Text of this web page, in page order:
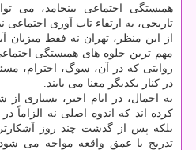
همبستگی اجتماعی بینجامد، می
تاریخی، به ارتقاء تاب آوری اجتماعی
از این منظر، تهران نه فقط میزبان
مهم ترین جلوه های همبستگی
روایتی که در آن، سوگ، احترام،
در کنار یکدیگر معنا می یابند.
به اجمال، در ایام اخیر، بسیاری
کرده اند که اندوه اصلی نه الزاماً
بلکه پس از گذشت چند روز
تدریج با عمق واقعه مواجه می